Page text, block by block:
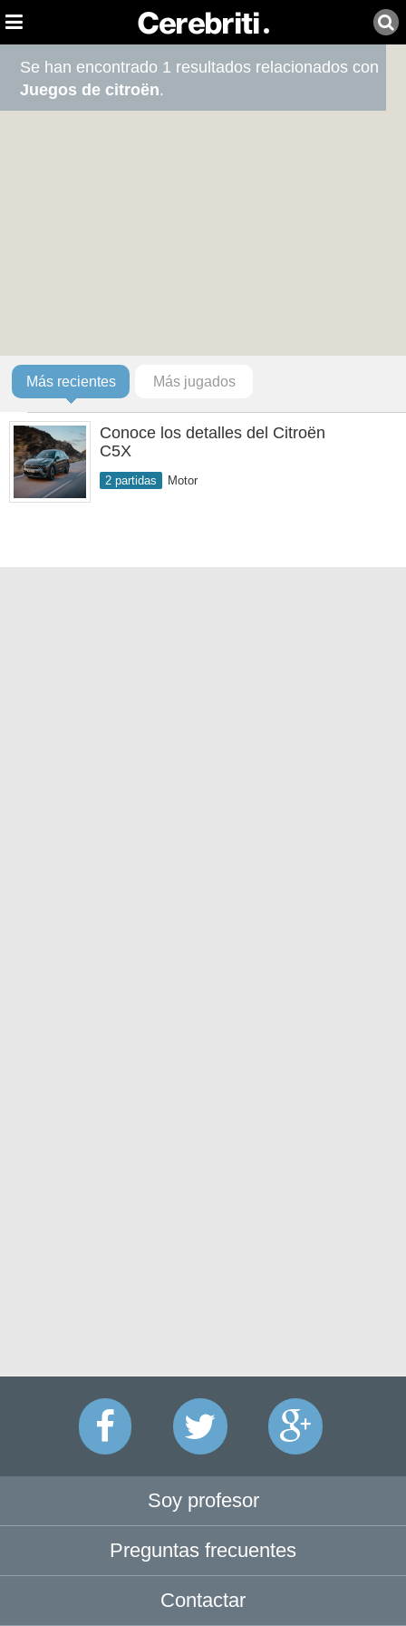
Se han encontrado 1 resultados relacionados con
Juegos de citroën.
Más recientes Más jugados
Conoce los detalles del Citroën
C5X
2 partidas Motor
Soy profesor
Preguntas frecuentes
Contactar